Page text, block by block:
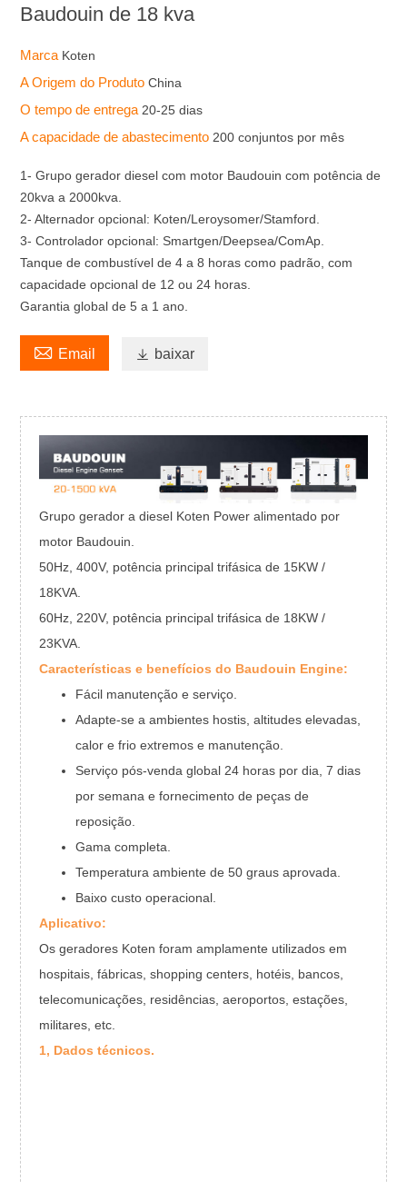
Baudouin de 18 kva
Marca Koten
A Origem do ProdutoChina
O tempo de entrega 20-25 dias
A capacidade de abastecimento 200 conjuntos por mês
1- Grupo gerador diesel com motor Baudouin com potência de
20kva a 2000kva.
2- Alternador opcional: Koten/Leroysomer/Stamford.
3- Controlador opcional: Smartgen/Deepsea/ComAp.
Tanque de combustível de 4 a 8 horas como padrão, com
capacidade opcional de 12 ou 24 horas.
Garantia global de 5 a 1 ano.
 Email  baixar
Grupo gerador a diesel Koten Power alimentado por
motor Baudouin.
50Hz, 400V, potência principal trifásica de 15KW /
18KVA.
60Hz, 220V, potência principal trifásica de 18KW /
23KVA.
Características e benefícios do Baudouin Engine:
Fácil manutenção e serviço.
Adapte-se a ambientes hostis, altitudes elevadas,
calor e frio extremos e manutenção.
Serviço pós-venda global 24 horas por dia, 7 dias
por semana e fornecimento de peças de
reposição.
Gama completa.
Temperatura ambiente de 50 graus aprovada.
Baixo custo operacional.
Aplicativo:
Os geradores Koten foram amplamente utilizados em
hospitais, fábricas, shopping centers, hotéis, bancos,
telecomunicações, residências, aeroportos, estações,
militares, etc.
1, Dados técnicos.